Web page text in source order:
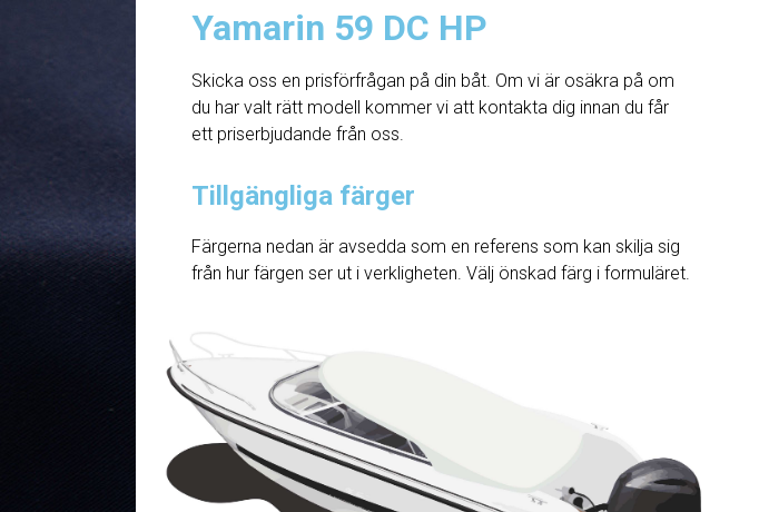
Yamarin 59 DC HP
Skicka oss en prisförfrågan på din båt. Om vi ​​är osäkra på om
du har valt rätt modell kommer vi att kontakta dig innan du får
ett priserbjudande från oss.
Tillgängliga färger
Färgerna nedan är avsedda som en referens som kan skilja sig
från hur färgen ser ut i verkligheten. Välj önskad färg i formuläret.